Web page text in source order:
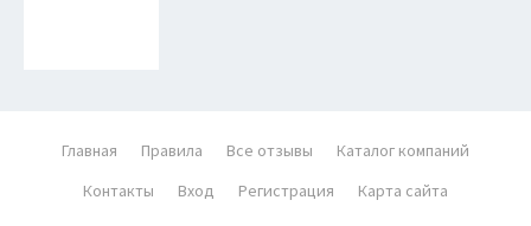
Главная Правила Все отзывы
Каталог компаний
Контакты
Вход Регистрация
Карта сайта